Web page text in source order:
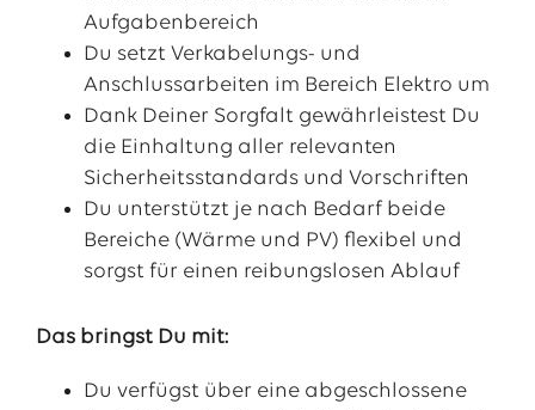
Aufgabenbereich
Du setzt Verkabelungs- und
Anschlussarbeiten im Bereich Elektro um
Dank Deiner Sorgfalt gewährleistest Du
die Einhaltung aller relevanten
Sicherheitsstandards und Vorschriften
Du unterstützt je nach Bedarf beide
Bereiche (Wärme und PV) flexibel und
sorgst für einen reibungslosen Ablauf
Das bringst Du mit:
Du verfügst über eine abgeschlossene